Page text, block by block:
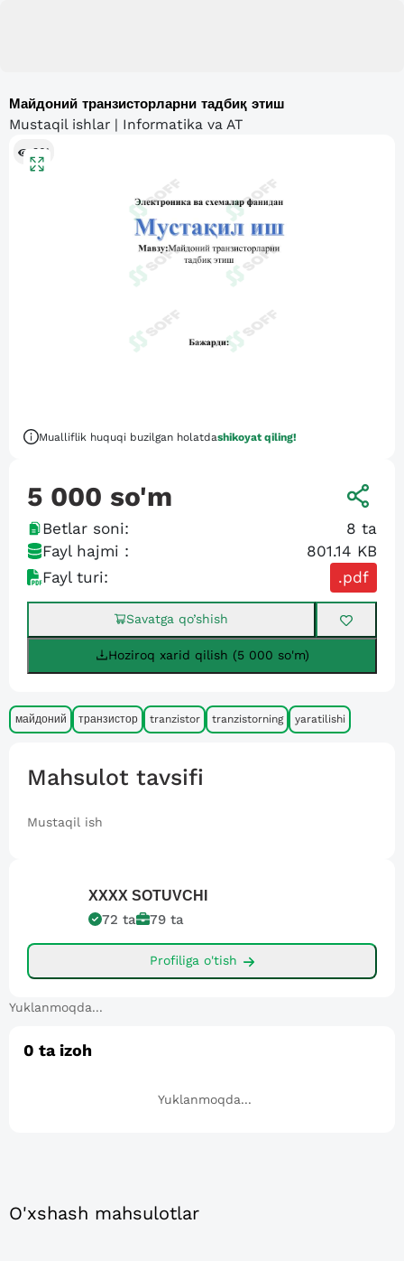
Майдоний транзисторларни тадбиқ этиш
Mustaqil ishlar | Informatika va AT
361
Mualliflik huquqi buzilgan holatdashikoyat qiling!
5 000 so'm
Betlar soni: 8 ta
Fayl hajmi :
801.14 KB
Fayl turi:
.pdf
Savatga qo’shish
Hoziroq xarid qilish (5 000 so'm)
майдоний транзистор tranzistor tranzistorning yaratilishi
Mahsulot tavsifi
Mustaqil ish
XXXX SOTUVCHI
72 ta 79 ta
Profiliga o'tish
Yuklanmoqda...
0 ta izoh
Yuklanmoqda...
O'xshash mahsulotlar